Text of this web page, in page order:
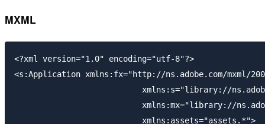
MXML
<?xml version="1.0" encoding="utf-8"?>
<s:Application xmlns:fx="http://ns.adobe.com/mxml/